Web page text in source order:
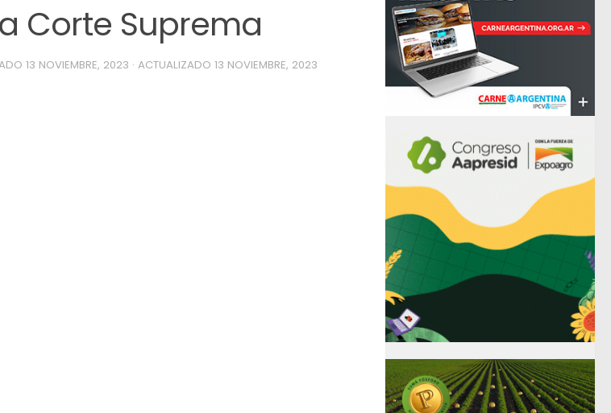
Corte Suprema
13 NOVIEMBRE, 2023 · ACTUALIZADO 13 NOVIEMBRE, 2023